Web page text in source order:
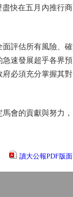
快在五月內推行商
評估所有風險、確
速發展超乎各界預
必須充分掌握其對
會的貢獻與努力，
讀大公報PDF版面